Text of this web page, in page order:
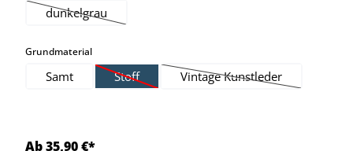
dunkelgrau
(Diese Option ist zurzeit nicht verfügbar.)
Grundmaterialauswählen
Samt Stoff
(Diese Option ist zurzeit nicht verfügbar.)
Vintage Kunstleder
(Diese Option ist zurzeit
Ab 35,90 €*